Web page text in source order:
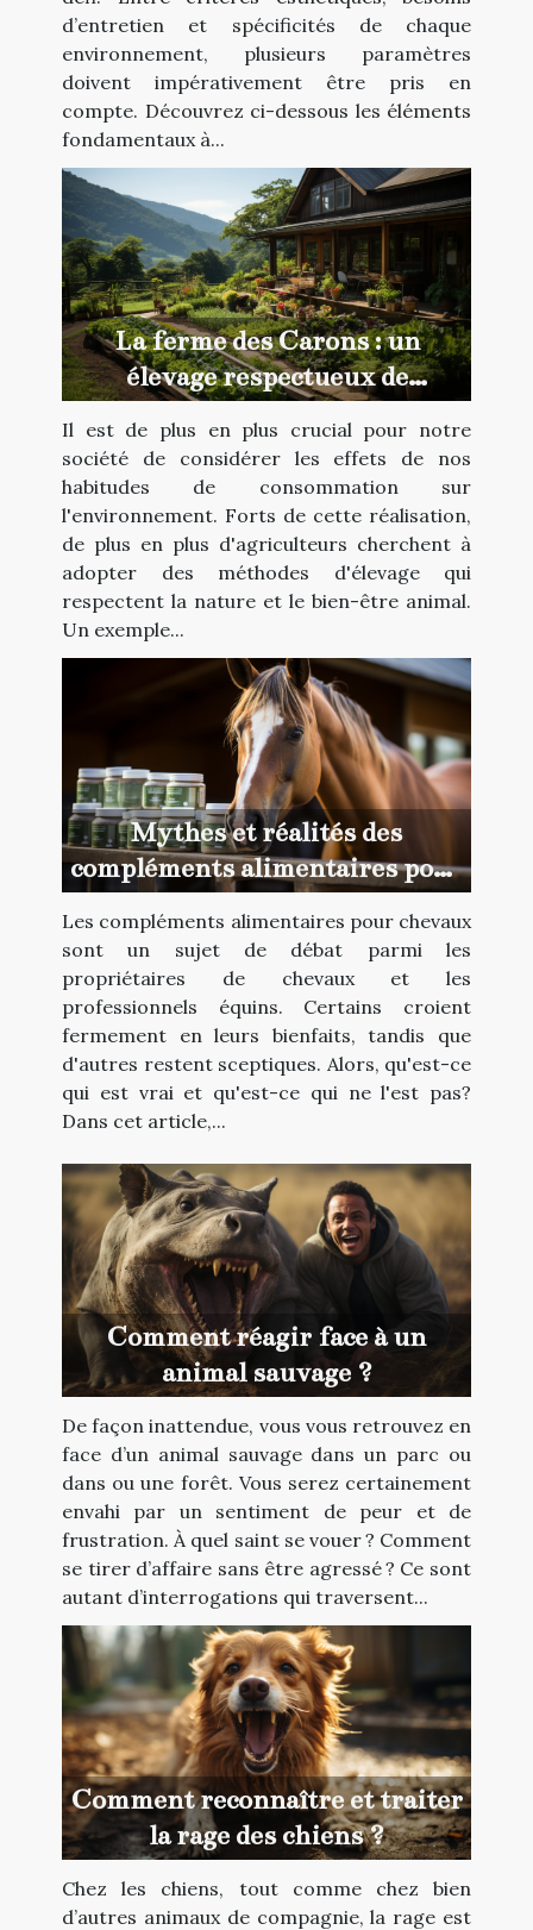
d’entretien et spécificités de chaque
environnement, plusieurs paramètres
doivent impérativement être pris en
compte. Découvrez ci-dessous les éléments
fondamentaux à...
La ferme des Carons : un
élevage respectueux de
Il est de plus en plus crucial pour notre
société de considérer les effets de nos
habitudes de consommation sur
l'environnement. Forts de cette réalisation,
de plus en plus d'agriculteurs cherchent à
adopter des méthodes d'élevage qui
respectent la nature et le bien-être animal.
Un exemple...
Mythes et réalités des
compléments alimentaires pour
chevaux
Les compléments alimentaires pour chevaux
sont un sujet de débat parmi les
propriétaires de chevaux et les
professionnels équins. Certains croient
fermement en leurs bienfaits, tandis que
d'autres restent sceptiques. Alors, qu'est-ce
qui est vrai et qu'est-ce qui ne l'est pas?
Dans cet article,...
Comment réagir face à un
animal sauvage ?
De façon inattendue, vous vous retrouvez en
face d’un animal sauvage dans un parc ou
dans ou une forêt. Vous serez certainement
envahi par un sentiment de peur et de
frustration. À quel saint se vouer ? Comment
se tirer d’affaire sans être agressé ? Ce sont
autant d’interrogations qui traversent...
Comment reconnaître et traiter
la rage des chiens ?
Chez les chiens, tout comme chez bien
d’autres animaux de compagnie, la rage est